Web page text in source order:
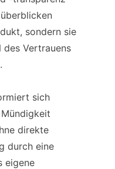
sondern sie
des Vertrauens
sich
direkte
durch eine
eigene